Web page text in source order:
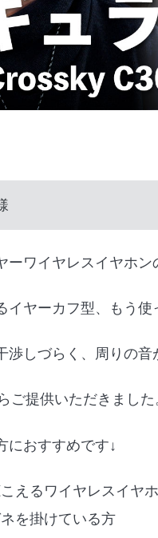
ーワイヤレスイヤホン
イヤーカフ型、もう使
渉しづらく、周りの
ご提供いただきました
におすすめです↓
えるワイヤレスイヤ
を掛けている方